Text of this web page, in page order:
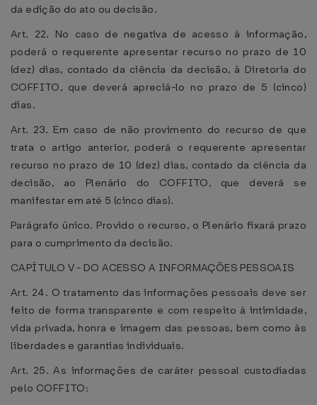
da edição do ato ou decisão.
Art. 22. No caso de negativa de acesso à informação,
poderá o requerente apresentar recurso no prazo de 10
(dez) dias, contado da ciência da decisão, à Diretoria do
COFFITO, que deverá apreciá-lo no prazo de 5 (cinco)
dias.
Art. 23. Em caso de não provimento do recurso de que
trata o artigo anterior, poderá o requerente apresentar
recurso no prazo de 10 (dez) dias, contado da ciência da
decisão, ao Plenário do COFFITO, que deverá se
manifestar em até 5 (cinco dias).
Parágrafo único. Provido o recurso, o Plenário fixará prazo
para o cumprimento da decisão.
CAPÍTULO V - DO ACESSO A INFORMAÇÕES PESSOAIS
Art. 24. O tratamento das informações pessoais deve ser
feito de forma transparente e com respeito à intimidade,
vida privada, honra e imagem das pessoas, bem como às
liberdades e garantias individuais.
Art. 25. As informações de caráter pessoal custodiadas
pelo COFFITO: